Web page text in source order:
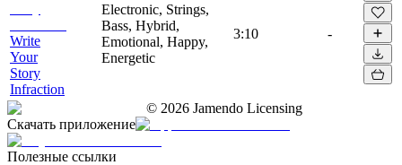
Write
Your
Story
Infraction
Electronic, Strings,
Bass, Hybrid,
Emotional, Happy,
Energetic
3:10 -
© 2026 Jamendo Licensing
Скачать приложение
Полезные ссылки